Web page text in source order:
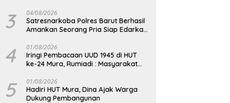
3 04/08/2026
Satresnarkoba Polres Barut Berhasil
Amankan Seorang Pria Siap Edarkan
Gram
4 01/08/2026
Iringi Pembacaan UUD 1945 di HUT
ke-24 Mura, Rumiadi : Masyarakat
yang Lebih Besar
5 01/08/2026
Hadiri HUT Mura, Dina Ajak Warga
Dukung Pembangunan